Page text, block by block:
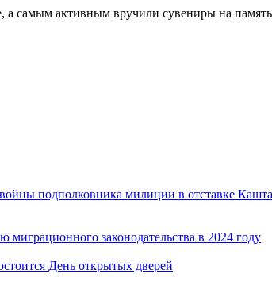
а самым активным вручили сувениры на
подполковника милиции в отставке
законодательства в 2024 году
День открытых дверей